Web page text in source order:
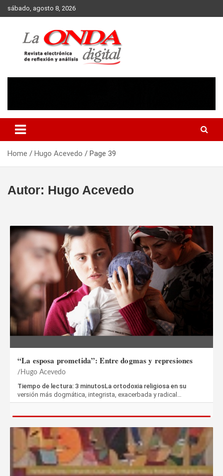
Skip
to
sábado, agosto 8, 2026
Home Hugo Acevedo Page 39
Autor: Hugo Acevedo
“La esposa prometida”: Entre dogmas y represiones
Hugo Acevedo
Tiempo de lectura: 3 minutosLa ortodoxia religiosa en su
versión más dogmática, integrista, exacerbada y radical…